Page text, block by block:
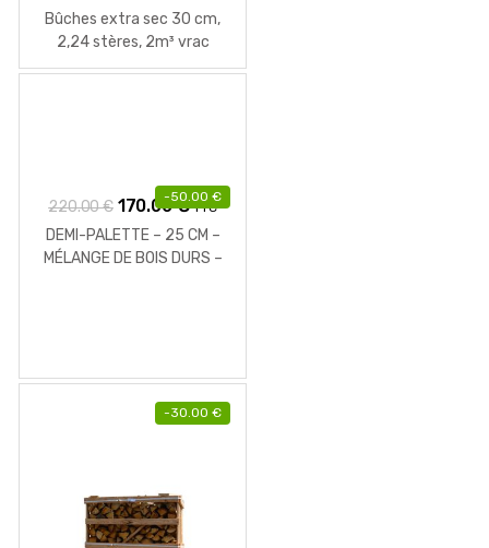
prix
initial
était :
prix
actuel
est :
Bûches extra sec 30 cm,
2,24 stères, 2m³ vrac
-50.00 €
220.00€ Le
prix
initial
170.00€Le
prix
actuel
TTC
DEMI-PALETTE – 25 CM –
MÉLANGE DE BOIS DURS –
-30.00 €